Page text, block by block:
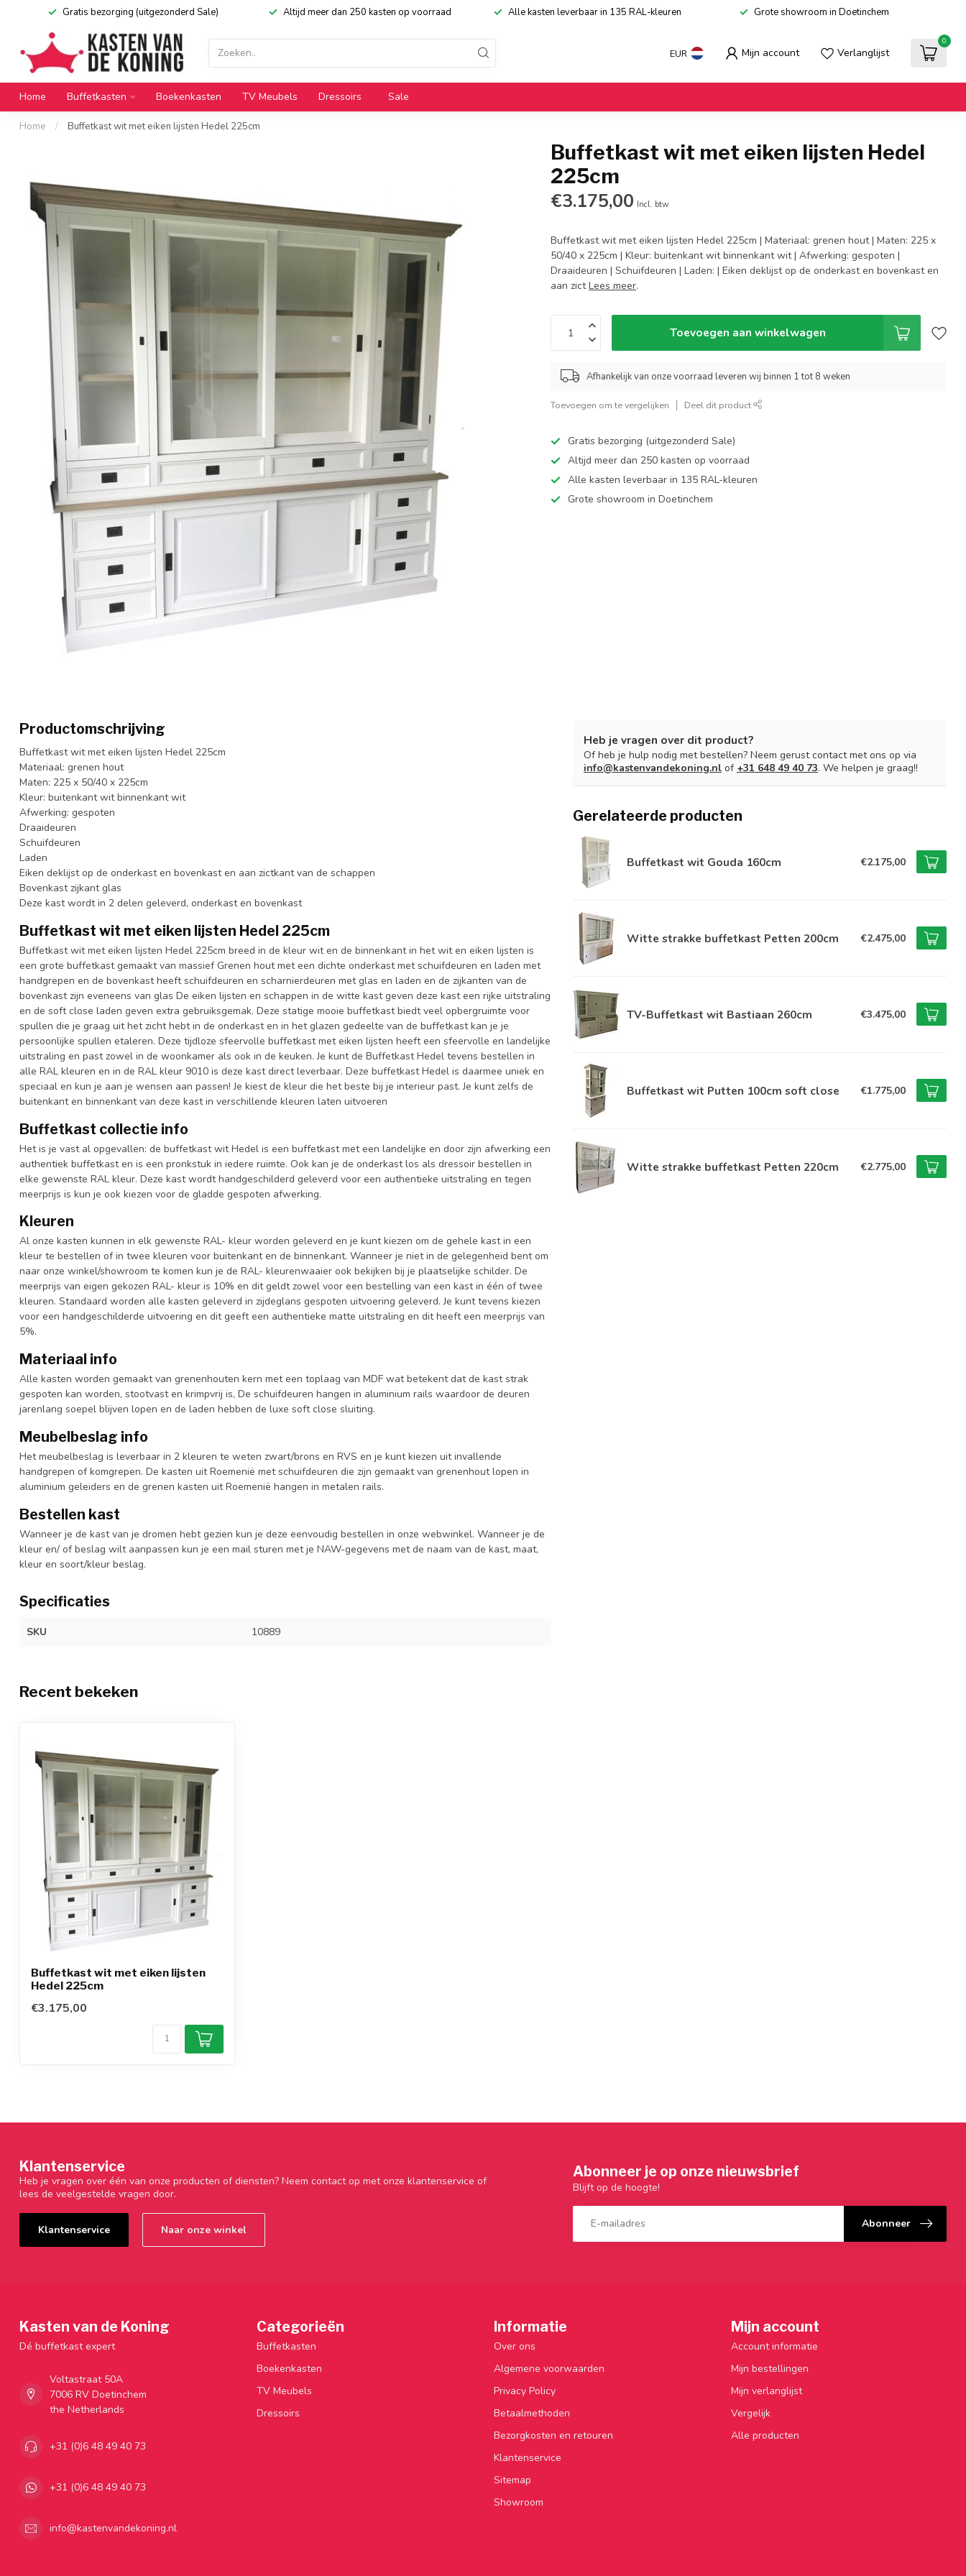
Gratis bezorging (uitgezonderd Sale) Altijd meer dan 250 kasten op voorraad Alle kasten leverbaar in 135 RAL-kleuren Grote showroom in Doetinchem
EUR Mijn account Verlanglijst
0
Home Buffetkasten Boekenkasten TV Meubels Dressoirs Sale
Home / Buffetkast wit met eiken lijsten Hedel 225cm
Buffetkast wit met eiken lijsten Hedel
225cm
€3.175,00 Incl. btw
Buffetkast wit met eiken lijsten Hedel 225cm | Materiaal: grenen hout | Maten: 225 x
50/40 x 225cm | Kleur: buitenkant wit binnenkant wit | Afwerking: gespoten |
Draaideuren | Schuifdeuren | Laden: | Eiken deklijst op de onderkast en bovenkast en
aan zictLees meer.
Toevoegen aan winkelwagen
Afhankelijk van onze voorraad leveren wij binnen 1 tot 8 weken
Toevoegen om te vergelijken Deel dit product
Gratis bezorging (uitgezonderd Sale)
Altijd meer dan 250 kasten op voorraad
Alle kasten leverbaar in 135 RAL-kleuren
Grote showroom in Doetinchem
Productomschrijving
Buffetkast wit met eiken lijsten Hedel 225cm
Materiaal: grenen hout
Maten: 225 x 50/40 x 225cm
Kleur: buitenkant wit binnenkant wit
Afwerking: gespoten
Draaideuren
Schuifdeuren
Laden
Eiken deklijst op de onderkast en bovenkast en aan zictkant van de schappen
Bovenkast zijkant glas
Deze kast wordt in 2 delen geleverd, onderkast en bovenkast
Buffetkast wit met eiken lijsten Hedel 225cm
Buffetkast wit met eiken lijsten Hedel 225cm breed in de kleur wit en de binnenkant in het wit en eiken lijsten is
een grote buffetkast gemaakt van massief Grenen hout met een dichte onderkast met schuifdeuren en laden met
handgrepen en de bovenkast heeft schuifdeuren en scharnierdeuren met glas en laden en de zijkanten van de
bovenkast zijn eveneens van glas De eiken lijsten en schappen in de witte kast geven deze kast een rijke uitstraling
en de soft close laden geven extra gebruiksgemak. Deze statige mooie buffetkast biedt veel opbergruimte voor
spullen die je graag uit het zicht hebt in de onderkast en in het glazen gedeelte van de buffetkast kan je je
persoonlijke spullen etaleren. Deze tijdloze sfeervolle buffetkast met eiken lijsten heeft een sfeervolle en landelijke
uitstraling en past zowel in de woonkamer als ook in de keuken. Je kunt de Buffetkast Hedel tevens bestellen in
alle RAL kleuren en in de RAL kleur 9010 is deze kast direct leverbaar. Deze buffetkast Hedel is daarmee uniek en
speciaal en kun je aan je wensen aan passen! Je kiest de kleur die het beste bij je interieur past. Je kunt zelfs de
buitenkant en binnenkant van deze kast in verschillende kleuren laten uitvoeren
Buffetkast collectie info
Het is je vast al opgevallen: de buffetkast wit Hedel is een buffetkast met een landelijke en door zijn afwerking een
authentiek buffetkast en is een pronkstuk in iedere ruimte. Ook kan je de onderkast los als dressoir bestellen in
elke gewenste RAL kleur. Deze kast wordt handgeschilderd geleverd voor een authentieke uitstraling en tegen
meerprijs is kun je ook kiezen voor de gladde gespoten afwerking.
Kleuren
Al onze kasten kunnen in elk gewenste RAL- kleur worden geleverd en je kunt kiezen om de gehele kast in een
kleur te bestellen of in twee kleuren voor buitenkant en de binnenkant. Wanneer je niet in de gelegenheid bent om
naar onze winkel/showroom te komen kun je de RAL- kleurenwaaier ook bekijken bij je plaatselijke schilder. De
meerprijs van eigen gekozen RAL- kleur is 10% en dit geldt zowel voor een bestelling van een kast in één of twee
kleuren. Standaard worden alle kasten geleverd in zijdeglans gespoten uitvoering geleverd. Je kunt tevens kiezen
voor een handgeschilderde uitvoering en dit geeft een authentieke matte uitstraling en dit heeft een meerprijs van
5%.
Materiaal info
Alle kasten worden gemaakt van grenenhouten kern met een toplaag van MDF wat betekent dat de kast strak
gespoten kan worden, stootvast en krimpvrij is, De schuifdeuren hangen in aluminium rails waardoor de deuren
jarenlang soepel blijven lopen en de laden hebben de luxe soft close sluiting.
Meubelbeslag info
Het meubelbeslag is leverbaar in 2 kleuren te weten zwart/brons en RVS en je kunt kiezen uit invallende
handgrepen of komgrepen. De kasten uit Roemenië met schuifdeuren die zijn gemaakt van grenenhout lopen in
aluminium geleiders en de grenen kasten uit Roemenië hangen in metalen rails.
Bestellen kast
Wanneer je de kast van je dromen hebt gezien kun je deze eenvoudig bestellen in onze webwinkel. Wanneer je de
kleur en/ of beslag wilt aanpassen kun je een mail sturen met je NAW-gegevens met de naam van de kast, maat,
kleur en soort/kleur beslag.
Specificaties
SKU 10889
Heb je vragen over dit product?
Of heb je hulp nodig met bestellen? Neem gerust contact met ons op via
info@kastenvandekoning.nl of +31 648 49 40 73. We helpen je graag!!
Gerelateerde producten
Buffetkast wit Gouda 160cm €2.175,00
Witte strakke buffetkast Petten 200cm €2.475,00
TV-Buffetkast wit Bastiaan 260cm €3.475,00
Buffetkast wit Putten 100cm soft close €1.775,00
Witte strakke buffetkast Petten 220cm €2.775,00
Recent bekeken
Buffetkast wit met eiken lijsten
Hedel 225cm
€3.175,00
Klantenservice
Heb je vragen over één van onze producten of diensten? Neem contact op met onze klantenservice of
lees de veelgestelde vragen door.
Klantenservice Naar onze winkel
Abonneer je op onze nieuwsbrief
Blijft op de hoogte!
Abonneer
Kasten van de Koning
Dé buffetkast expert
Voltastraat 50A
7006 RV Doetinchem
the Netherlands
+31 (0)6 48 49 40 73
+31 (0)6 48 49 40 73
info@kastenvandekoning.nl
Categorieën
Buffetkasten
Boekenkasten
TV Meubels
Dressoirs
Informatie
Over ons
Algemene voorwaarden
Privacy Policy
Betaalmethoden
Bezorgkosten en retouren
Klantenservice
Sitemap
Showroom
Mijn account
Account informatie
Mijn bestellingen
Mijn verlanglijst
Vergelijk
Alle producten